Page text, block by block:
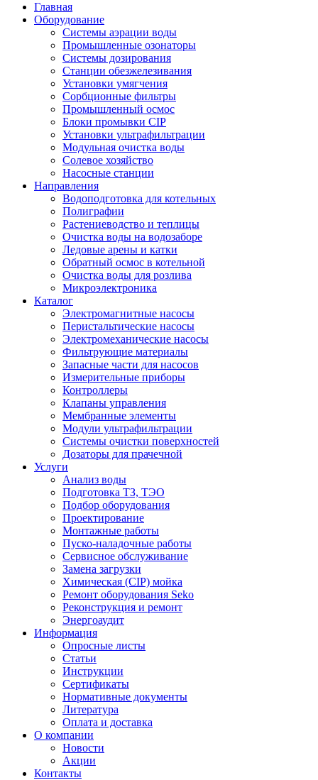
Главная
Оборудование
Системы аэрации воды
Промышленные озонаторы
Системы дозирования
Станции обезжелезивания
Установки умягчения
Сорбционные фильтры
Промышленный осмос
Блоки промывки CIP
Установки ультрафильтрации
Модульная очистка воды
Солевое хозяйство
Насосные станции
Направления
Водоподготовка для котельных
Полиграфии
Растениеводство и теплицы
Очистка воды на водозаборе
Ледовые арены и катки
Обратный осмос в котельной
Очистка воды для розлива
Микроэлектроника
Каталог
Электромагнитные насосы
Перистальтические насосы
Электромеханические насосы
Фильтрующие материалы
Запасные части для насосов
Измерительные приборы
Контроллеры
Клапаны управления
Мембранные элементы
Модули ультрафильтрации
Системы очистки поверхностей
Дозаторы для прачечной
Услуги
Анализ воды
Подготовка ТЗ, ТЭО
Подбор оборудования
Проектирование
Монтажные работы
Пуско-наладочные работы
Сервисное обслуживание
Замена загрузки
Химическая (CIP) мойка
Ремонт оборудования Seko
Реконструкция и ремонт
Энергоаудит
Информация
Опросные листы
Статьи
Инструкции
Сертификаты
Нормативные документы
Литература
Оплата и доставка
О компании
Новости
Акции
Контакты